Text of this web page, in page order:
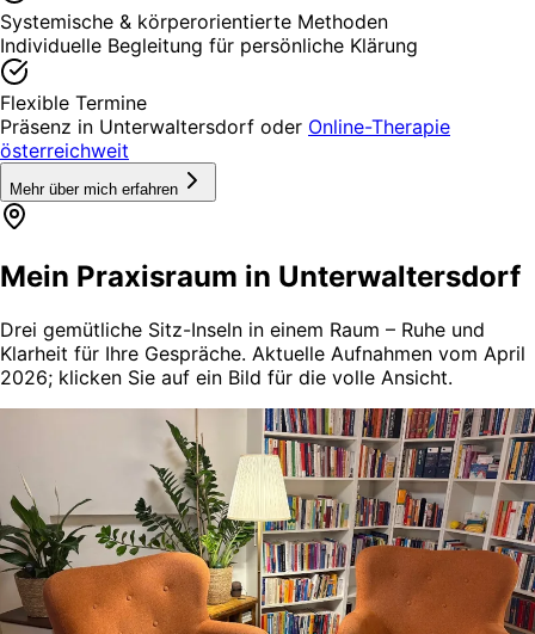
Systemische & körperorientierte Methoden
Individuelle Begleitung für persönliche Klärung
Flexible Termine
Präsenz in Unterwaltersdorf oder Online-Therapie
österreichweit
Mehr über mich erfahren
Mein Praxisraum in Unterwaltersdorf
Drei gemütliche Sitz-Inseln in einem Raum – Ruhe und
Klarheit für Ihre Gespräche. Aktuelle Aufnahmen vom April
2026; klicken Sie auf ein Bild für die volle Ansicht.